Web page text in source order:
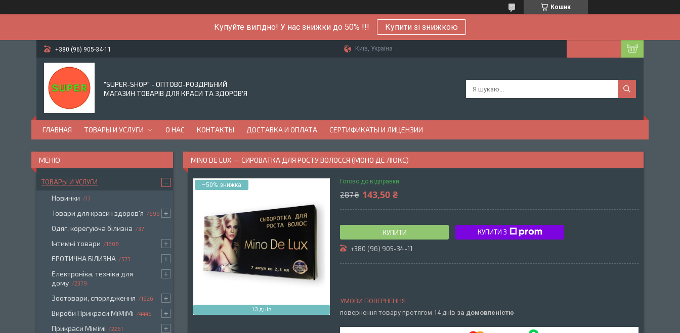
Кошик
Купуйте вигідно! У нас знижки до 50% !!! Купити зі знижкою
+380 (96) 905-34-11 Київ, Україна
"SUPER-SHOP" - ОПТОВО-РОЗДРІБНИЙ
МАГАЗИН ТОВАРІВ ДЛЯ КРАСИ ТА ЗДОРОВ'Я
ГЛАВНАЯ ТОВАРЫ И УСЛУГИ О НАС КОНТАКТЫ ДОСТАВКА И ОПЛАТА СЕРТИФИКАТЫ И ЛИЦЕНЗИИ
MINO DE LUX — СИРОВАТКА ДЛЯ РОСТУ ВОЛОССЯ (МОНО ДЕ ЛЮКС)
–50%
13 днів
Готово до відправки
287 ₴ 143,50 ₴
КУПИТИ КУПИТИ З
+380 (96) 905-34-11
повернення товару протягом 14 днів за домовленістю
ТОВАРЫ И УСЛУГИ
Новинки 17
Товари для краси і здоров'я 699
Одяг, корегуюча білизна 37
Інтимні товари 1808
ЕРОТИЧНА БІЛИЗНА 573
Електроніка, техніка для
дому
2379
Зоотовари, спорядження 1926
Вироби Прикраси МіМіМі 4446
Прикраси Мімімі 2261